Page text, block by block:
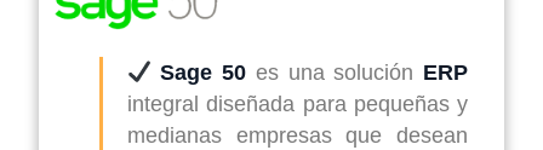
Sage 50 es una solución ERP
integral diseñada para pequeñas y
medianas empresas que desean